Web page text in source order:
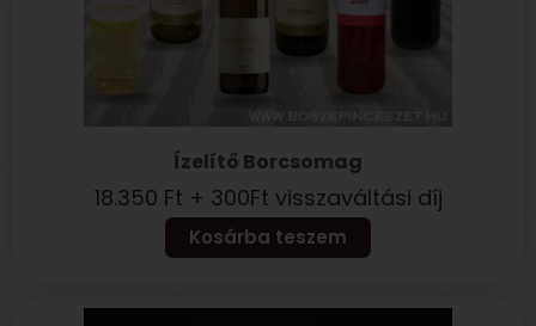
Ízelítő Borcsomag
18.350 Ft + 300Ft visszaváltási díj
Kosárba teszem